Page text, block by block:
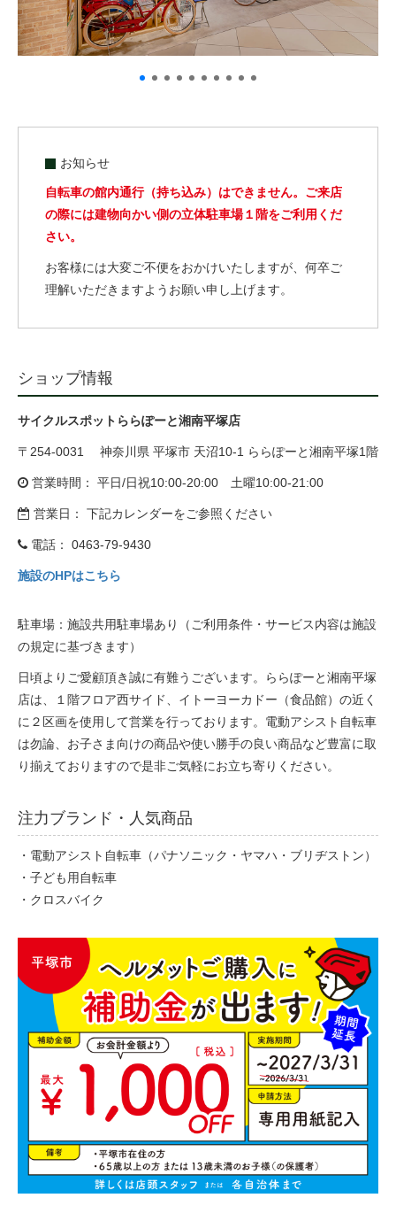
オリジナル自転車
Norwayシリーズ
eVita
コンテンツ
イベント
求人情報
法人様向け割引
その他
お問い合わせ
会社概要
お知らせ
自転車の館内通行（持ち込み）はできません。ご来店
の際には建物向かい側の立体駐車場１階をご利用くだ
さい。
お客様には大変ご不便をおかけいたしますが、何卒ご
理解いただきますようお願い申し上げます。
ショップ情報
サイクルスポットららぽーと湘南平塚店
〒254-0031 神奈川県 平塚市 天沼10-1 ららぽーと湘南平塚1階
営業時間： 平日/日祝10:00-20:00 土曜10:00-21:00
営業日： 下記カレンダーをご参照ください
電話： 0463-79-9430
施設のHPはこちら
駐車場：施設共用駐車場あり（ご利用条件・サービス内容は施設
の規定に基づきます）
日頃よりご愛顧頂き誠に有難うございます。ららぽーと湘南平塚
店は、１階フロア西サイド、イトーヨーカドー（食品館）の近く
に２区画を使用して営業を行っております。電動アシスト自転車
は勿論、お子さま向けの商品や使い勝手の良い商品など豊富に取
り揃えておりますので是非ご気軽にお立ち寄りください。
注力ブランド・人気商品
・電動アシスト自転車（パナソニック・ヤマハ・ブリヂストン）
・子ども用自転車
・クロスバイク